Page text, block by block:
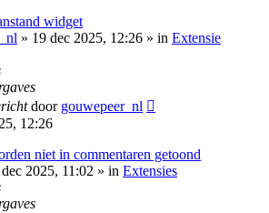
widget
» 19 dec 2025, 12:26 » in Extensie
door gouwepeer_nl
12:26
niet in commentaren getoond
2025, 11:02 » in Extensies